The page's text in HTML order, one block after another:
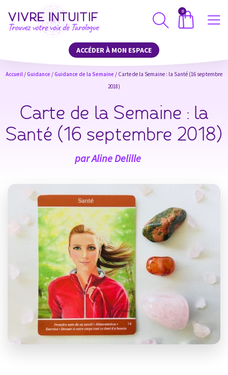
0
ACCÉDER À MON ESPACE
Accueil /Guidance /Guidance de la Semaine / Carte de la Semaine : la Santé (16 septembre
2018)
Carte de la Semaine : la
Santé (16 septembre 2018)
parAline Delille